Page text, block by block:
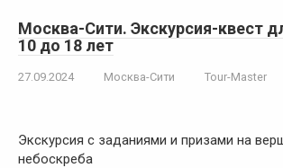
Москва-Сити. Экскурсия-квест
10 до 18 лет
27.09.2024 Москва-Сити Tour-Master
Экскурсия с заданиями и призами на
небоскреба